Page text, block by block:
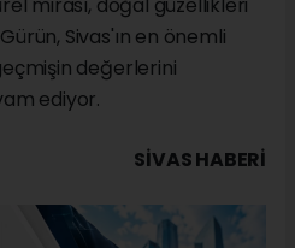
mirası, doğal güzellikleri
Sivas'ın en önemli
değerlerini
ediyor.
SIVAS HABERİ